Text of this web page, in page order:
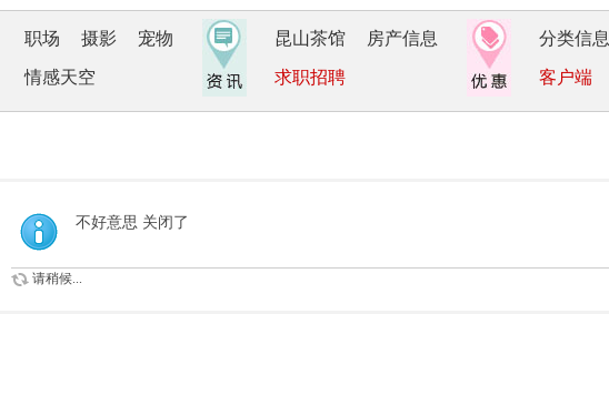
职场 摄影 宠物
情感天空
昆山茶馆 房产信息
求职招聘
分类信息
客户端
不好意思 关闭了
请稍候...